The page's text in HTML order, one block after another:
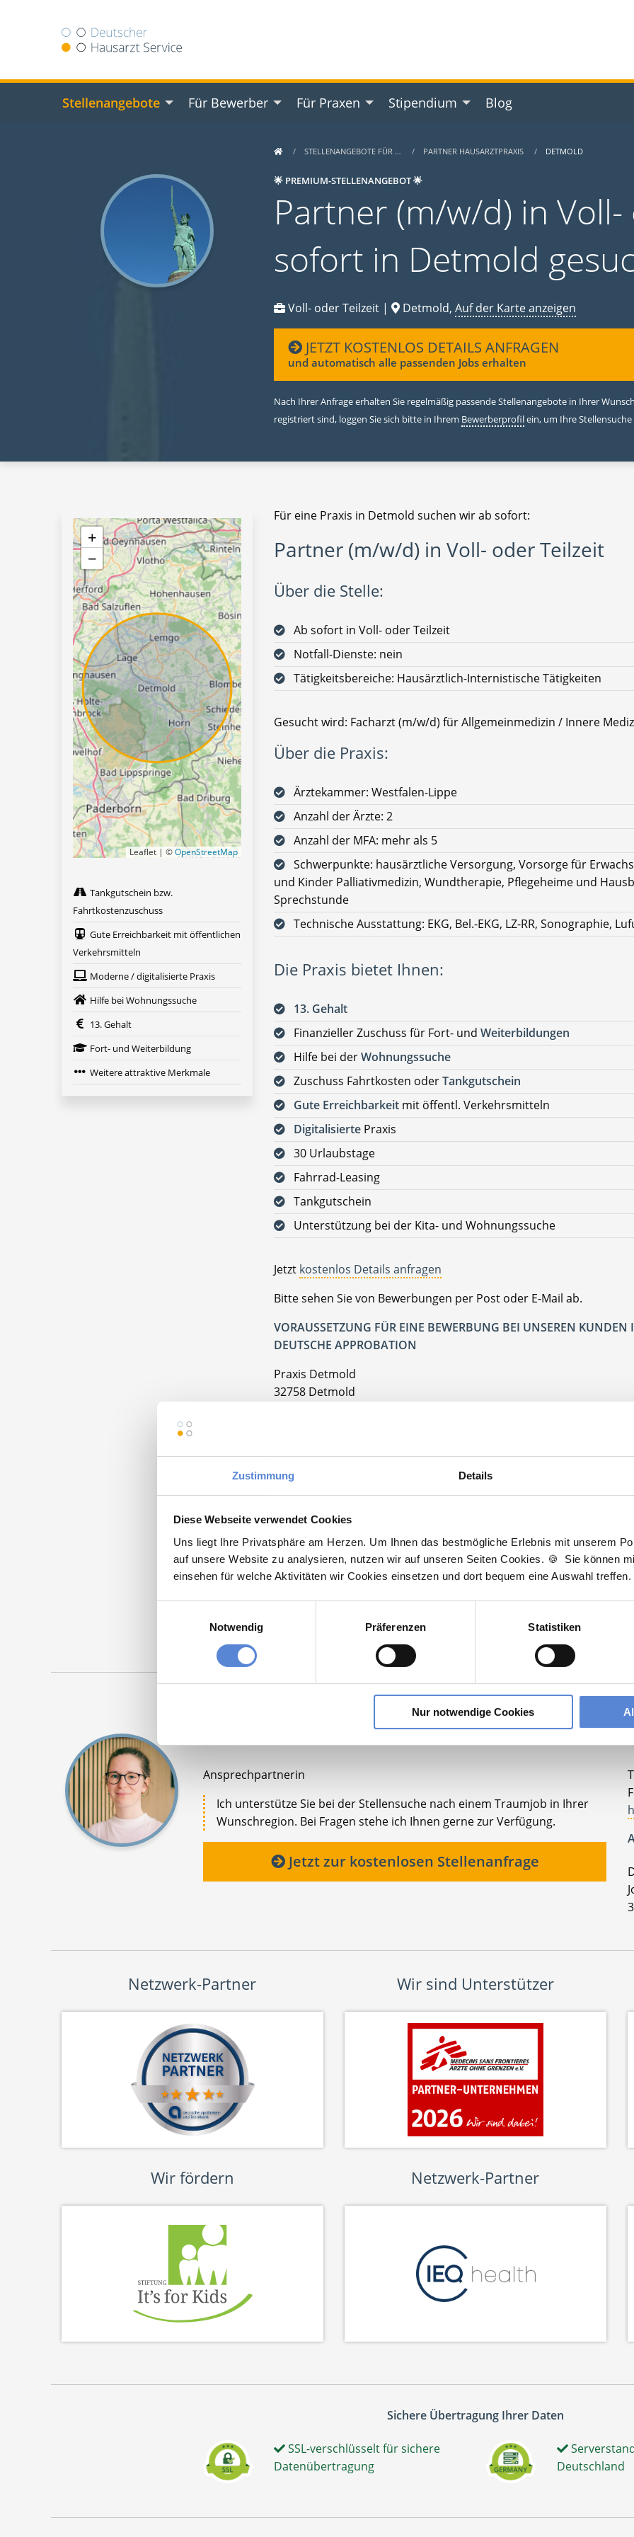
Zustimmung Details
Diese Webseite verwendet Cookies
Uns liegt Ihre Privatsphäre am Herzen. Um Ihnen das bestmögliche Erlebnis mit unserem
auf unsere Website zu analysieren, nutzen wir auf unseren Seiten Cookies. 🍪 Sie können
einsehen für welche Aktivitäten wir Cookies einsetzen und dort bequem eine Auswahl treffen.
Notwendig
Präferenzen Statistiken
Nur notwendige Cookies
Stellenangebote Für Bewerber Für Praxen Stipendium Blog
STELLENANGEBOTE FÜR … PARTNER HAUSARZTPRAXIS DETMOLD
🌟 PREMIUM-STELLENANGEBOT 🌟
Partner (m/w/d) in
sofort in Detmold
Voll- oder Teilzeit | Detmold, Auf der Karte anzeigen
JETZT KOSTENLOS DETAILS ANFRAGEN
und automatisch alle passenden Jobs erhalten
Nach Ihrer Anfrage erhalten Sie regelmäßig passende Stellenangebote in Ihrer
registriert sind, loggen Sie sich bitte in Ihrem Bewerberprofilein, um Ihre
Für eine Praxis in Detmold suchen wir ab sofort:
Partner (m/w/d) in Voll- oder Teilzeit
Über die Stelle:
Ab sofort in Voll- oder Teilzeit
Notfall-Dienste: nein
Tätigkeitsbereiche: Hausärztlich-Internistische Tätigkeiten
Gesucht wird: Facharzt (m/w/d) für Allgemeinmedizin / Innere
Über die Praxis:
Ärztekammer: Westfalen-Lippe
Anzahl der Ärzte: 2
Anzahl der MFA: mehr als 5
Schwerpunkte: hausärztliche Versorgung, Vorsorge für
und Kinder Palliativmedizin, Wundtherapie, Pflegeheime und
Sprechstunde
Technische Ausstattung: EKG, Bel.-EKG, LZ-RR, Sonographie,
Die Praxis bietet Ihnen:
13. Gehalt
Finanzieller Zuschuss für Fort- und Weiterbildungen
Hilfe bei derWohnungssuche
Zuschuss Fahrtkosten oderTankgutschein
Gute Erreichbarkeit mit öffentl. Verkehrsmitteln
Digitalisierte Praxis
30 Urlaubstage
Fahrrad-Leasing
Tankgutschein
Unterstützung bei der Kita- und Wohnungssuche
Jetzt kostenlos Details anfragen
Bitte sehen Sie von Bewerbungen per Post oder E-Mail ab.
VORAUSSETZUNG FÜR EINE BEWERBUNG BEI UNSEREN KUNDEN
DEUTSCHE APPROBATION
Praxis Detmold
32758 Detmold
Partner Hausarztpraxis Detmold
+
−
Leaflet | ©OpenStreetMap
Tankgutschein bzw.
Fahrtkostenzuschuss
Gute Erreichbarkeit mit öffentlichen
Verkehrsmitteln
Moderne / digitalisierte Praxis
Hilfe bei Wohnungssuche
13. Gehalt
Fort- und Weiterbildung
Weitere attraktive Merkmale
Ihre persönliche Betreuerin
Laura Holstein
Ansprechpartnerin
Ich unterstütze Sie bei der Stellensuche nach einem Traumjob in Ihrer
Wunschregion. Bei Fragen stehe ich Ihnen gerne zur Verfügung.
Jetzt zur kostenlosen Stellenanfrage
Netzwerk-Partner Wir sind Unterstützer
Wir fördern Netzwerk-Partner
Sichere Übertragung Ihrer Daten
SSL-verschlüsselt für sichere
Datenübertragung
Deutschland